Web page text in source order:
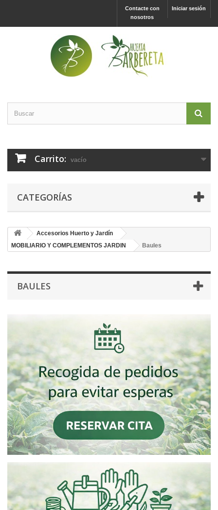
Iniciar sesión
Contacte con
nosotros
Carrito: vacío
CATEGORÍAS
Accesorios Huerto y Jardín
MOBILIARIO Y COMPLEMENTOS JARDIN
Baules
BAULES